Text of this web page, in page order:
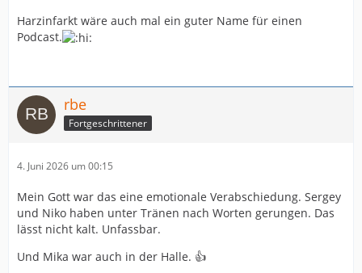
Harzinfarkt wäre auch mal ein guter Name für einen
Podcast.
rbe
Fortgeschrittener
4. Juni 2026 um 00:15
Mein Gott war das eine emotionale Verabschiedung. Sergey
und Niko haben unter Tränen nach Worten gerungen. Das
lässt nicht kalt. Unfassbar.
Und Mika war auch in der Halle. 👍